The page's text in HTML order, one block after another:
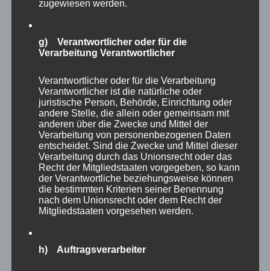
lernen können. Akzeptieren, wie es ist, die
Dinge annehmen, wie sie sind, nicht hadern,
Stärken vertrauen. Perfektion ist kein Zustand,
der ununterbrochen erreicht werden kann,
Fehler zu machen ist Teil des Lebens.
Der „neue Bully Boy“ gewann schließlich mit
dem Grand Slam of Darts 2022 seinen ersten
großen TV-Titel und das mehr als deutlich mit
18-5 Legs im Finale. Selbst sein an diesem Tag
vollkommen chancenloser Gegner Nathan
Aspinall jubelte mit ihm und die beiden wälzten
sich gemeinsam vor Freude am Boden. Bully
zugewiesen werden.
g) Verantwortlicher oder für die
Verarbeitung Verantwortlicher
Verantwortlicher oder für die Verarbeitung
Verantwortlicher ist die natürliche oder
juristische Person, Behörde, Einrichtung oder
andere Stelle, die allein oder gemeinsam mit
anderen über die Zwecke und Mittel der
Verarbeitung von personenbezogenen Daten
entscheidet. Sind die Zwecke und Mittel dieser
Verarbeitung durch das Unionsrecht oder das
Recht der Mitgliedstaaten vorgegeben, so kann
der Verantwortliche beziehungsweise können
die bestimmten Kriterien seiner Benennung
nach dem Unionsrecht oder dem Recht der
Mitgliedstaaten vorgesehen werden.
h) Auftragsverarbeiter